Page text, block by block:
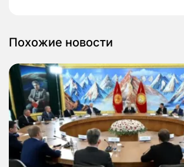
Похожие новости